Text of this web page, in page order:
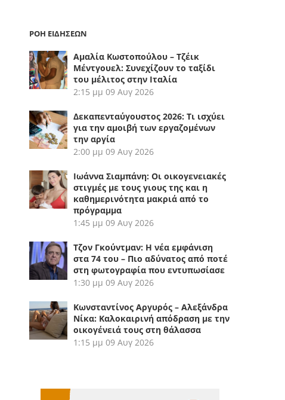
ΡΟΗ ΕΙΔΗΣΕΩΝ
Αμαλία Κωστοπούλου – Τζέικ
Μέντγουελ: Συνεχίζουν το ταξίδι
του μέλιτος στην Ιταλία
2:15 μμ 09 Αυγ 2026
Δεκαπενταύγουστος 2026: Τι ισχύει
για την αμοιβή των εργαζομένων
την αργία
2:00 μμ 09 Αυγ 2026
Ιωάννα Σιαμπάνη: Οι οικογενειακές
στιγμές με τους γιους της και η
καθημερινότητα μακριά από το
πρόγραμμα
1:45 μμ 09 Αυγ 2026
Τζον Γκούντμαν: Η νέα εμφάνιση
στα 74 του – Πιο αδύνατος από ποτέ
στη φωτογραφία που εντυπωσίασε
1:30 μμ 09 Αυγ 2026
Κωνσταντίνος Αργυρός – Αλεξάνδρα
Νίκα: Καλοκαιρινή απόδραση με την
οικογένειά τους στη θάλασσα
1:15 μμ 09 Αυγ 2026